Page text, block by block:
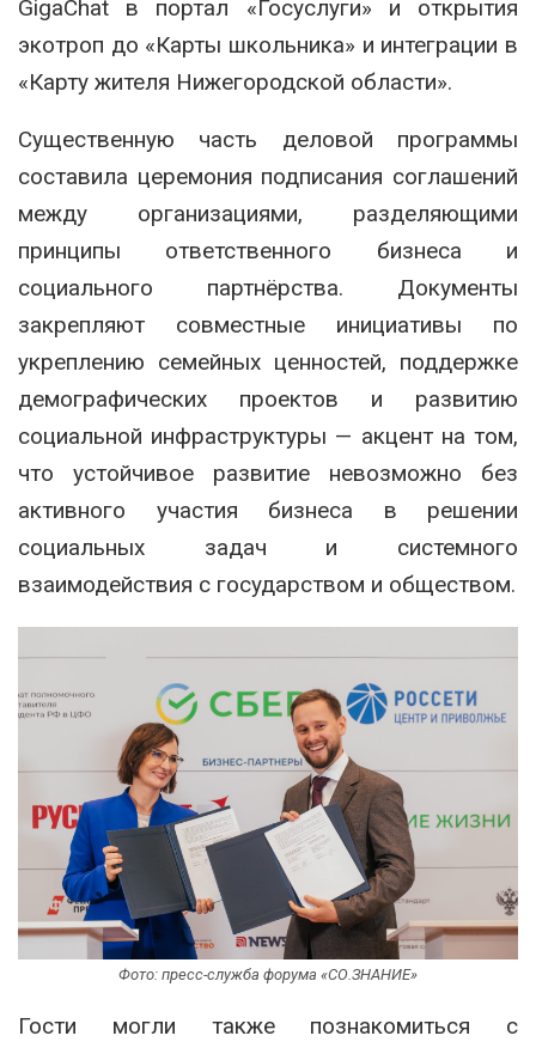
GigaChat в портал «Госуслуги» и открытия
экотроп до «Карты школьника» и интеграции в
«Карту жителя Нижегородской области».
Существенную часть деловой программы
составила церемония подписания соглашений
между организациями, разделяющими
принципы ответственного бизнеса и
социального партнёрства. Документы
закрепляют совместные инициативы по
укреплению семейных ценностей, поддержке
демографических проектов и развитию
социальной инфраструктуры — акцент на том,
что устойчивое развитие невозможно без
активного участия бизнеса в решении
социальных задач и системного
взаимодействия с государством и обществом.
Фото: пресс-служба форума «СО.ЗНАНИЕ»
Гости могли также познакомиться с